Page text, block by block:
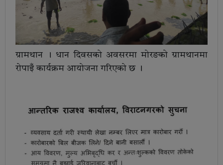
ग्रामथान । धान दिवसको अवसरमा मोरङको ग्रामथानमा
रोपाइँ कार्यक्रम आयोजना गरिएको छ ।